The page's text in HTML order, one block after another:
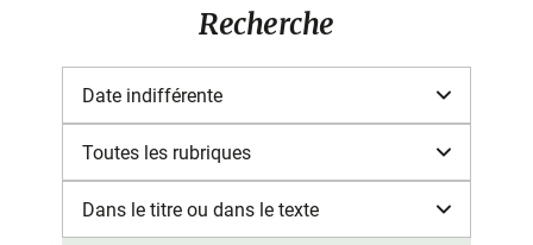
Recherche